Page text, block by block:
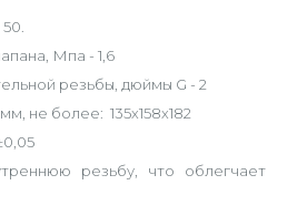
Мпа - 1,6
резьбы, дюймы G - 2
не более: 135х158х182
резьбу, что облегчает